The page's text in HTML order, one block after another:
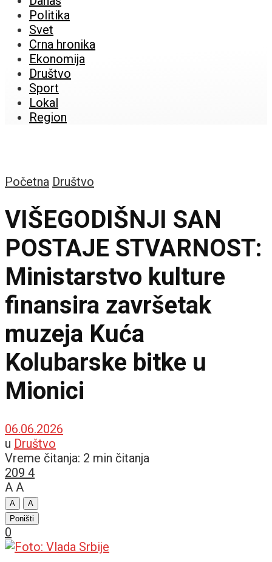
Politika
Svet
Crna hronika
Ekonomija
Društvo
Sport
Lokal
Region
Početna Društvo
VIŠEGODIŠNJI SAN
POSTAJE STVARNOST:
Ministarstvo kulture
finansira završetak
muzeja Kuća
Kolubarske bitke u
Mionici
06.06.2026
u Društvo
Vreme čitanja: 2 min čitanja
209 4
A A
A
A
Poništi
0